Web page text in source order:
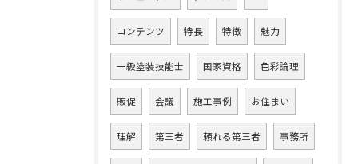
コンテンツ 特長 特徴 魅力
一級塗装技能士 国家資格 色彩論理
販促 会議 施工事例 お住まい
理解 第三者 頼れる第三者 事務所